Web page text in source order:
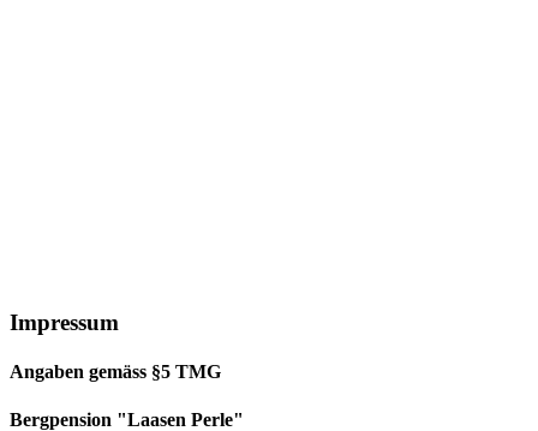
Impressum
Angaben gemäss §5 TMG
Bergpension "Laasen Perle"